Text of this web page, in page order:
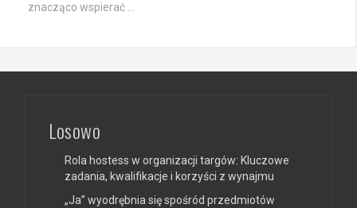
znacząco wspierać …
Losowo
Rola hostess w organizacji targów: Kluczowe
zadania, kwalifikacje i korzyści z wynajmu
„Ja” wyodrębnia się spośród przedmiotów